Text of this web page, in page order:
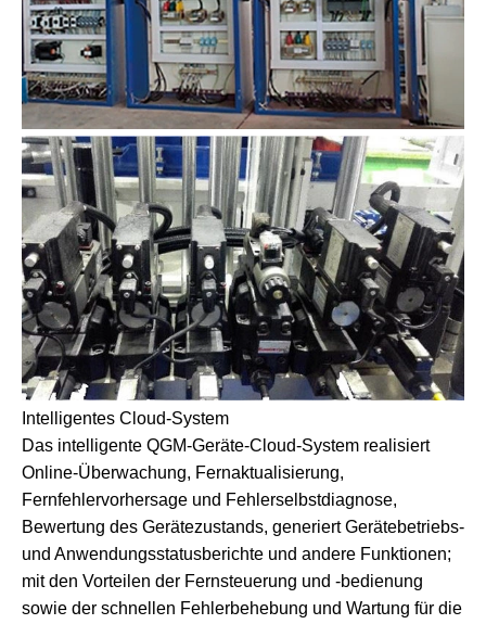
Intelligentes Cloud-System
Das intelligente QGM-Geräte-Cloud-System realisiert
Online-Überwachung, Fernaktualisierung,
Fernfehlervorhersage und Fehlerselbstdiagnose,
Bewertung des Gerätezustands, generiert Gerätebetriebs-
und Anwendungsstatusberichte und andere Funktionen;
mit den Vorteilen der Fernsteuerung und -bedienung
sowie der schnellen Fehlerbehebung und Wartung für die